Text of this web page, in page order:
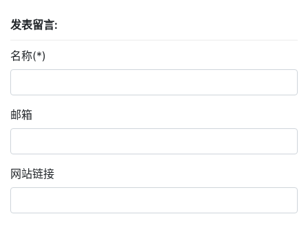
发表留言:
名称(*)
邮箱
网站链接